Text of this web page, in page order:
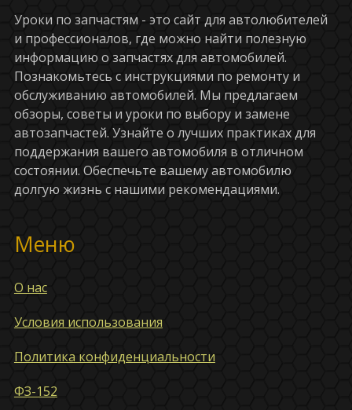
Уроки по запчастям - это сайт для автолюбителей
и профессионалов, где можно найти полезную
информацию о запчастях для автомобилей.
Познакомьтесь с инструкциями по ремонту и
обслуживанию автомобилей. Мы предлагаем
обзоры, советы и уроки по выбору и замене
автозапчастей. Узнайте о лучших практиках для
поддержания вашего автомобиля в отличном
состоянии. Обеспечьте вашему автомобилю
долгую жизнь с нашими рекомендациями.
Меню
О нас
Условия использования
Политика конфиденциальности
ФЗ-152